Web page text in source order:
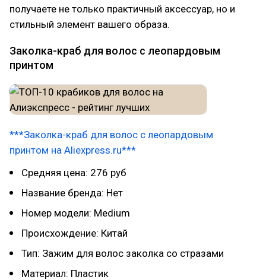
получаете не только практичный аксессуар, но и
стильный элемент вашего образа.
Заколка-краб для волос с леопардовым
принтом
***Заколка-краб для волос с леопардовым
принтом на Aliexpress.ru***
Средняя цена: 276 руб
Название бренда: Нет
Номер модели: Medium
Происхождение: Китай
Тип: Зажим для волос заколка со стразами
Материал: Пластик